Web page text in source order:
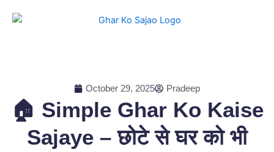
October 29, 2025 Pradeep
🏠 Simple Ghar Ko Kaise
Sajaye – छोटे से घर को भी